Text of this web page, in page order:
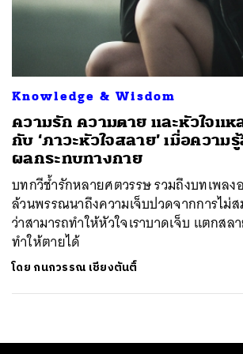
Knowledge & Wisdom
ความรัก ความตาย และหัวใจแ
กับ ‘ภาวะหัวใจสลาย’ เมื่อความ
ผลกระทบทางกาย
บทกวีช้ำรักหลายศตวรรษ รวมถึงบทเพล
ล้วนพรรณนาถึงความเจ็บปวดจากการไม่
ว่าสามารถทำให้หัวใจเราบาดเจ็บ แตกส
ทำให้ตายได้
โดย กนกวรรณ เชียงตันติ์
SHARE TWEET LINE